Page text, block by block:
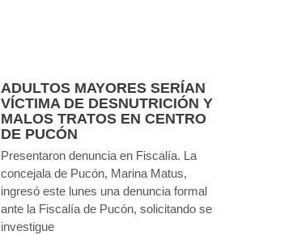
ADULTOS MAYORES SERÍAN
VÍCTIMA DE DESNUTRICIÓN Y
MALOS TRATOS EN CENTRO
DE PUCÓN
Presentaron denuncia en Fiscalía. La
concejala de Pucón, Marina Matus,
ingresó este lunes una denuncia formal
ante la Fiscalía de Pucón, solicitando se
investigue